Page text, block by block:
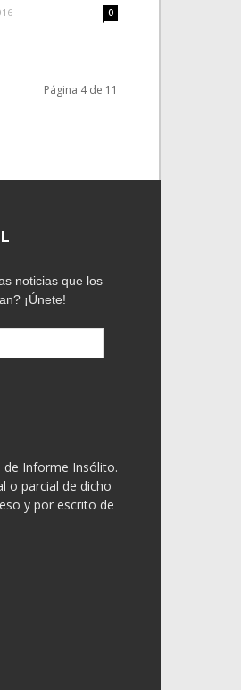
0
Página 4 de 11
noticias que los
¡Únete!
de Informe Insólito.
o parcial de dicho
y por escrito de